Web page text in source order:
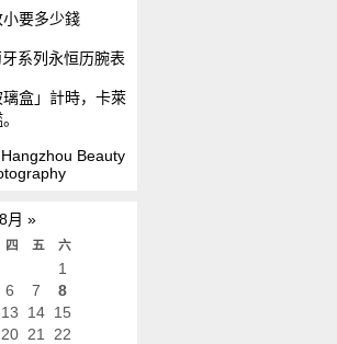
要多少錢
系列永恒历腕表
盒」計時，卡萊
Beauty
月 »
四 五 六
1
6 7
8
13 14 15
20 21
22